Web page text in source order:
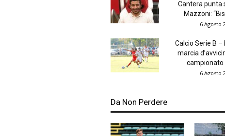
Cantera punta
Mazzoni:
6 Agosto
Calcio Serie B –
marcia
campionato
6 Agosto
Da Non Perdere